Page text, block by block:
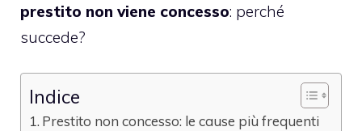
prestito non viene concesso: perché
succede?
Indice
Prestito non concesso: le cause più frequenti